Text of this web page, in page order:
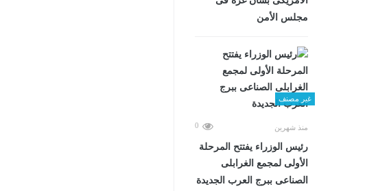
مجلس الأمن
غير مصنف
منذ شهرين 0
رئيس الوزراء يفتتح المرحلة
الأولى لمجمع الغرابلى
الصناعى ببرج العرب الجديدة